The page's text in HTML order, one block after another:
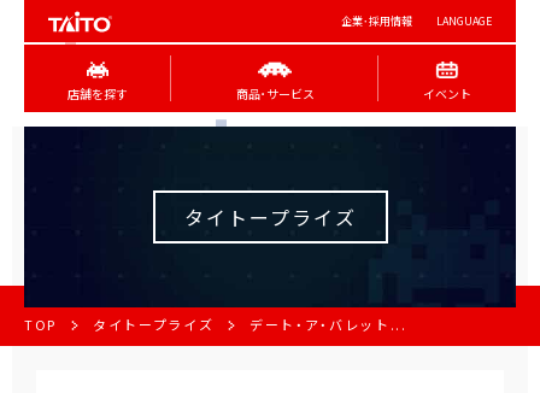
企業･採用情報 LANGUAGE
店舗を探す 商品･サービス イベント
タイトープライズ
TOP タイトープライズ デート・ア・バレット...